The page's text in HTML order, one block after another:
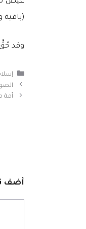
(باقية
وقد حُقَّ
أمة
أضف